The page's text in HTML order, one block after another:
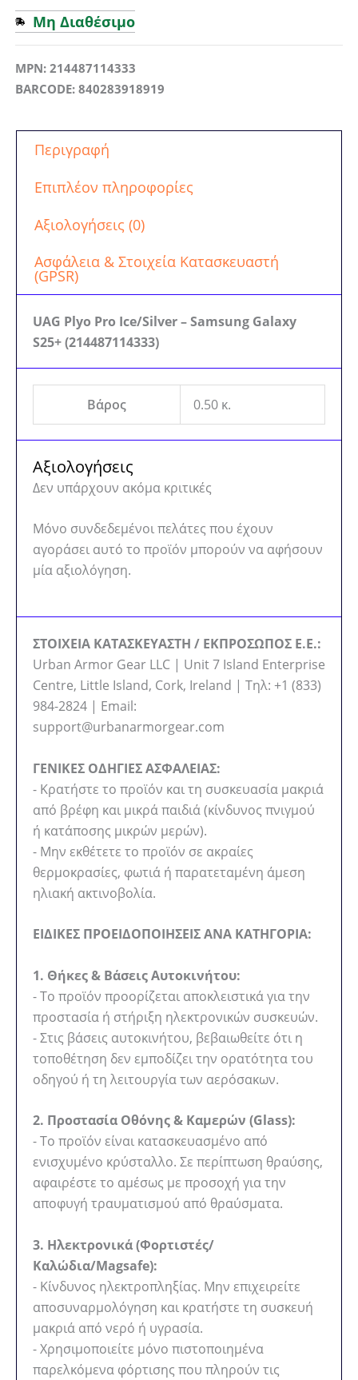
Μη Διαθέσιμο
MPN: 214487114333
BARCODE: 840283918919
Περιγραφή
Επιπλέον πληροφορίες
Αξιολογήσεις (0)
Ασφάλεια & Στοιχεία Κατασκευαστή
(GPSR)
UAG Plyo Pro Ice/Silver – Samsung Galaxy
S25+ (214487114333)
Βάρος 0.50 κ.
Αξιολογήσεις
Δεν υπάρχουν ακόμα κριτικές
Μόνο συνδεδεμένοι πελάτες που έχουν
αγοράσει αυτό το προϊόν μπορούν να αφήσουν
μία αξιολόγηση.
ΣΤΟΙΧΕΙΑ ΚΑΤΑΣΚΕΥΑΣΤΗ / ΕΚΠΡΟΣΩΠΟΣ Ε.Ε.:
Urban Armor Gear LLC | Unit 7 Island Enterprise
Centre, Little Island, Cork, Ireland | Τηλ: +1 (833)
984-2824 | Email:
support@urbanarmorgear.com
ΓΕΝΙΚΕΣ ΟΔΗΓΙΕΣ ΑΣΦΑΛΕΙΑΣ:
- Κρατήστε το προϊόν και τη συσκευασία μακριά
από βρέφη και μικρά παιδιά (κίνδυνος πνιγμού
ή κατάποσης μικρών μερών).
- Μην εκθέτετε το προϊόν σε ακραίες
θερμοκρασίες, φωτιά ή παρατεταμένη άμεση
ηλιακή ακτινοβολία.
ΕΙΔΙΚΕΣ ΠΡΟΕΙΔΟΠΟΙΗΣΕΙΣ ΑΝΑ ΚΑΤΗΓΟΡΙΑ:
1. Θήκες & Βάσεις Αυτοκινήτου:
- Το προϊόν προορίζεται αποκλειστικά για την
προστασία ή στήριξη ηλεκτρονικών συσκευών.
- Στις βάσεις αυτοκινήτου, βεβαιωθείτε ότι η
τοποθέτηση δεν εμποδίζει την ορατότητα του
οδηγού ή τη λειτουργία των αερόσακων.
2. Προστασία Οθόνης & Καμερών (Glass):
- Το προϊόν είναι κατασκευασμένο από
ενισχυμένο κρύσταλλο. Σε περίπτωση θραύσης,
αφαιρέστε το αμέσως με προσοχή για την
αποφυγή τραυματισμού από θραύσματα.
3. Ηλεκτρονικά (Φορτιστές/
Καλώδια/Magsafe):
- Κίνδυνος ηλεκτροπληξίας. Μην επιχειρείτε
αποσυναρμολόγηση και κρατήστε τη συσκευή
μακριά από νερό ή υγρασία.
- Χρησιμοποιείτε μόνο πιστοποιημένα
παρελκόμενα φόρτισης που πληρούν τις